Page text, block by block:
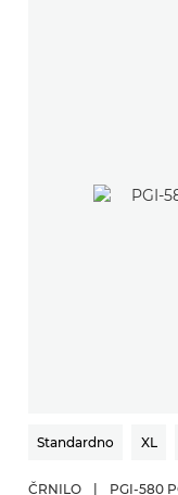
Standardno XL
ČRNILO | PGI-580